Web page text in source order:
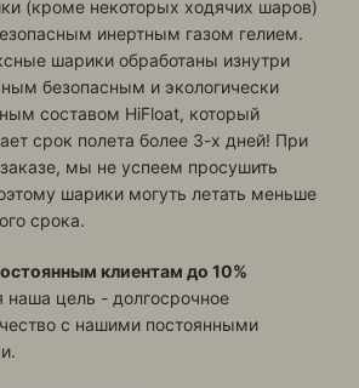
(кроме некоторых ходячих шаров)
инертным газом гелием.
шарики обработаны изнутри
безопасным и экологически
составом HiFloat, который
срок полета более 3-х дней! При
мы не успеем просушить
шарики могуть летать меньше
срока.
клиентам до 10%
наша цель - долгосрочное
с нашими постоянными